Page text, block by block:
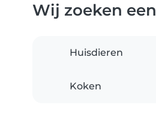
Wij zoeken
Huisdieren
Koken